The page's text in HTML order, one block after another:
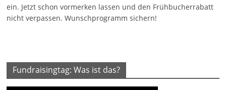
ein. Jetzt schon vormerken lassen und den Frühbucherrabatt
nicht verpassen. Wunschprogramm sichern!
Fundraisingtag: Was ist das?